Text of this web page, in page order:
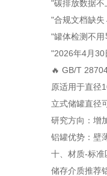
"碳排放数据
"合规文档缺
"罐体检测不
"2026年4月
🔥 GB/T
原适用于直径
立式储罐直径
研究方向：增
铝罐优势：壁
十、材质-标
储存介质推荐